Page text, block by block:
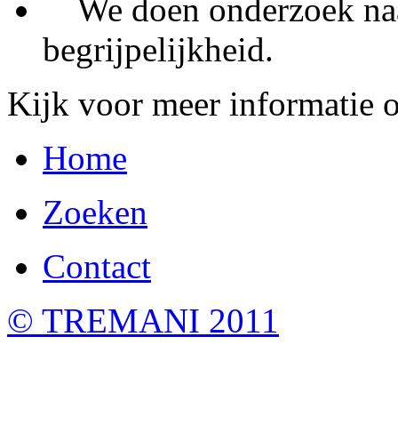
We doen onderzoek
begrijpelijkheid.
Kijk voor meer informatie
Home
Zoeken
Contact
© TREMANI 2011